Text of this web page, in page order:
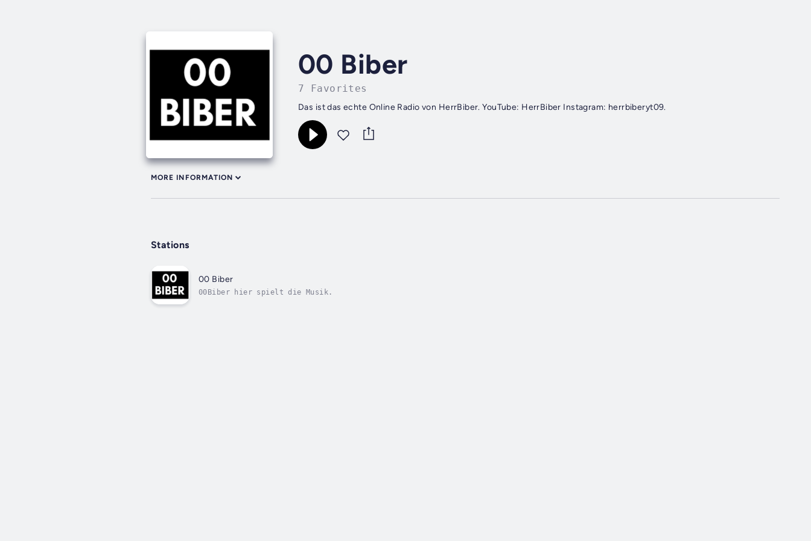
00 Biber
7 Favorites
Das ist das echte Online Radio von HerrBiber. YouTube: HerrBiber Instagram: herrbiberyt09.
MORE INFORMATION
Stations
00 Biber
00Biber hier spielt die Musik.